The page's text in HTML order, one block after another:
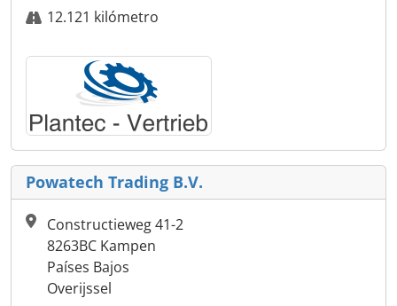
12.121 kilómetro
Powatech Trading B.V.
Constructieweg 41-2
8263BC Kampen
Países Bajos
Overijssel